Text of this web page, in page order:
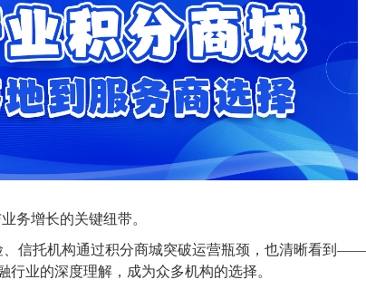
务增长的关键纽带。
信托机构通过积分商城突破运营瓶颈，也清晰看到
业的深度理解，成为众多机构的选择。